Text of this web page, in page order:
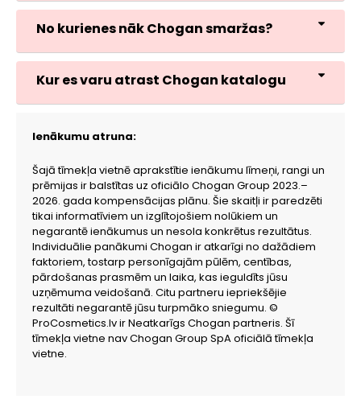
No kurienes nāk Chogan smaržas?
Kur es varu atrast Chogan katalogu
Ienākumu atruna:
Šajā tīmekļa vietnē aprakstītie ienākumu līmeņi, rangi un
prēmijas ir balstītas uz oficiālo Chogan Group 2023.–
2026. gada kompensācijas plānu. Šie skaitļi ir paredzēti
tikai informatīviem un izglītojošiem nolūkiem un
negarantē ienākumus un nesola konkrētus rezultātus.
Individuālie panākumi Chogan ir atkarīgi no dažādiem
faktoriem, tostarp personīgajām pūlēm, centības,
pārdošanas prasmēm un laika, kas ieguldīts jūsu
uzņēmuma veidošanā. Citu partneru iepriekšējie
rezultāti negarantē jūsu turpmāko sniegumu. ©
ProCosmetics.lv ir Neatkarīgs Chogan partneris. Šī
tīmekļa vietne nav Chogan Group SpA oficiālā tīmekļa
vietne.